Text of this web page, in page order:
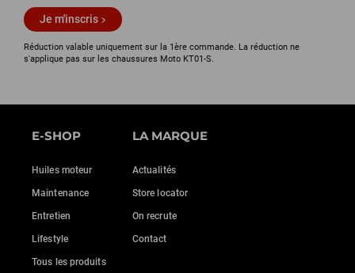
Je m'inscris
Réduction valable uniquement sur la 1ère commande. La réduction ne
s'applique pas sur les chaussures Moto KT01-S.
E-SHOP
Huiles moteur
Maintenance
Entretien
Lifestyle
Tous les produits
LA MARQUE
Actualités
Store locator
On recrute
Contact